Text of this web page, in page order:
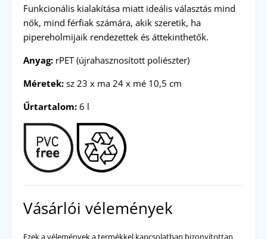
Funkcionális kialakítása miatt ideális választás mind
nők, mind férfiak számára, akik szeretik, ha
pipereholmijaik rendezettek és áttekinthetők.
Anyag:rPET (újrahasznosított poliészter)
Méretek:sz 23 x ma 24 x mé 10,5 cm
Űrtartalom:6 l
Vásárlói vélemények
Ezek a vélemények a termékkel kapcsolatban bizonyítottan